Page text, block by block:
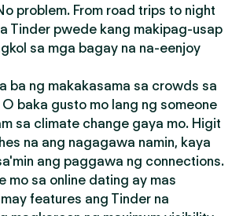
problem. From road trips to night
Tinder pwede kang makipag-usap
sa mga bagay na na-eenjoy
ba ng makakasama sa crowds sa
baka gusto mo lang ng someone
sa climate change gaya mo. Higit
na ang nagagawa namin, kaya
ang paggawa ng connections.
mo sa online dating ay mas
features ang Tinder na